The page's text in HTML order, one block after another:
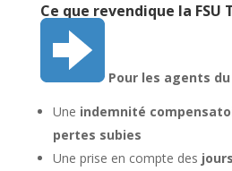
Ce que revendique la
Pour les agents
Une indemnité
pertes subies
Une prise en compte des